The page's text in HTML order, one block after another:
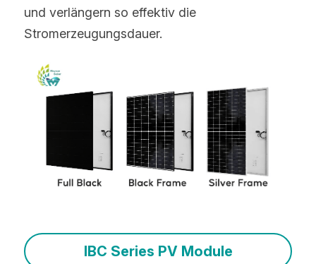
und verlängern so effektiv die
Stromerzeugungsdauer.
IBC Series PV Module